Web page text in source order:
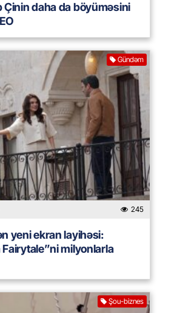
Çinin daha da böyüməsini
Gündəm
245
yeni ekran layihəsi:
milyonlarla
Şou-biznes